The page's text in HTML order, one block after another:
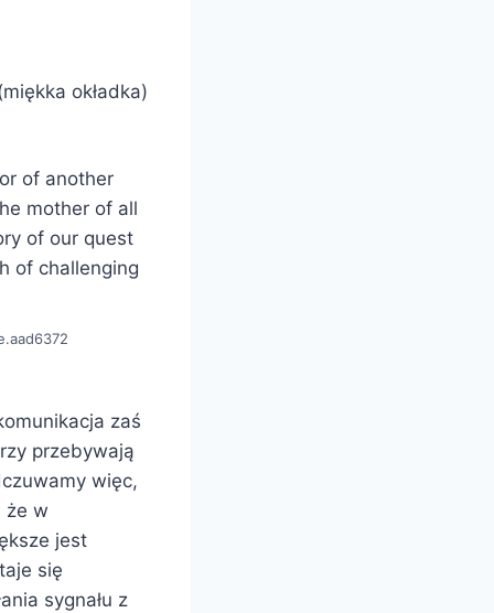
okładka)
of another
mother of all
of our quest
of challenging
zaś
przebywają
więc,
że w
jest
się
sygnału z